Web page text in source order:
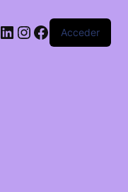
LinkedIn
Instagram
Facebook
Acceder